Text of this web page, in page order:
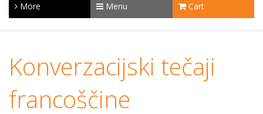
More Menu Cart
Konverzacijski tečaji
francoščine